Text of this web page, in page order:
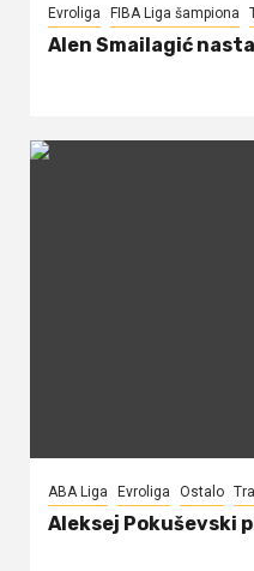
Evroliga FIBA Liga šampiona
Alen Smailagić
ABA Liga Evroliga Ostalo
Aleksej Pokuševski